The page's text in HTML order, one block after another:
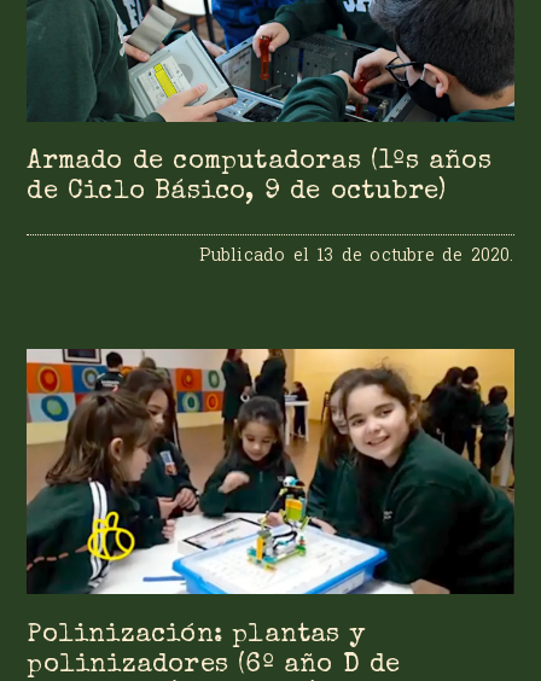
Armado de computadoras (1ºs años
de Ciclo Básico, 9 de octubre)
Publicado el 13 de octubre de 2020.
Polinización: plantas y
polinizadores (6º año D de